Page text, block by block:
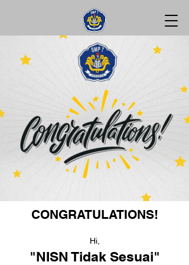
CONGRATULATIONS!
Hi,
"NISN Tidak Sesuai"